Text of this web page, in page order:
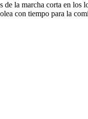
la marcha corta en los
con tiempo para la